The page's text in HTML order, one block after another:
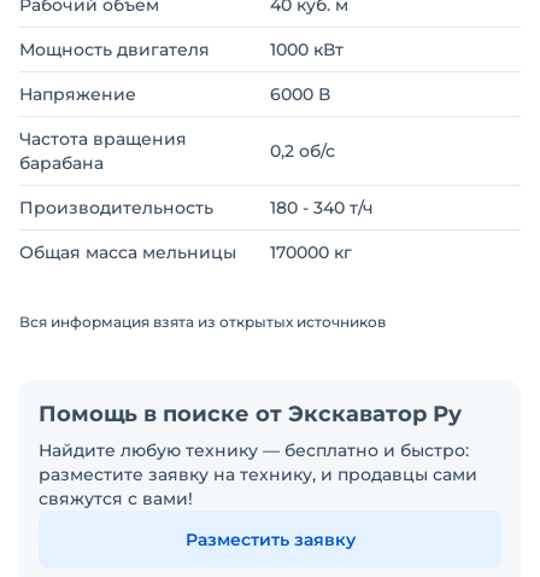
Рабочий объем 40 куб. м
Мощность двигателя 1000 кВт
Напряжение 6000 В
Частота вращения
барабана
0,2 об/с
Производительность 180 - 340 т/ч
Общая масса мельницы 170000 кг
Вся информация взята из открытых источников
Помощь в поиске от Экскаватор Ру
Найдите любую технику — бесплатно и быстро:
разместите заявку на технику, и продавцы сами
свяжутся с вами!
Разместить заявку